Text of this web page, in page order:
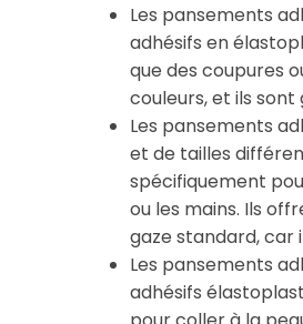
Les pansements
adhésifs en
que des coupures
couleurs, et ils
Les pansements
et de tailles
spécifiquement
ou les mains. Ils
gaze standard, car
Les pansements
adhésifs